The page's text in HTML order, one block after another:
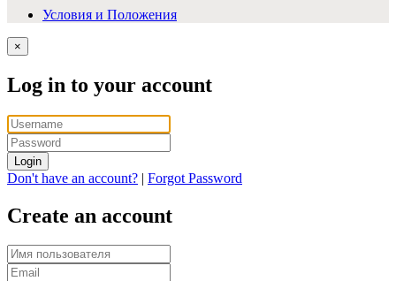
Условия и Положения
×
Log in to your account
Login
Don't have an account? | Forgot Password
Create an account